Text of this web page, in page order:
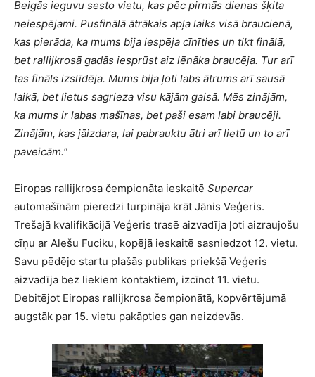
Beigās ieguvu sesto vietu, kas pēc pirmās dienas šķita
neiespējami. Pusfinālā ātrākais apļa laiks visā braucienā,
kas pierāda, ka mums bija iespēja cīnīties un tikt finālā,
bet rallijkrosā gadās iesprūst aiz lēnāka braucēja. Tur arī
tas fināls izslīdēja. Mums bija ļoti labs ātrums arī sausā
laikā, bet lietus sagrieza visu kājām gaisā. Mēs zinājām,
ka mums ir labas mašīnas, bet paši esam labi braucēji.
Zinājām, kas jāizdara, lai pabrauktu ātri arī lietū un to arī
paveicām.”
Eiropas rallijkrosa čempionāta ieskaitē Supercar
automašīnām pieredzi turpināja krāt Jānis Veģeris.
Trešajā kvalifikācijā Veģeris trasē aizvadīja ļoti aizraujošu
cīņu ar Alešu Fuciku, kopējā ieskaitē sasniedzot 12. vietu.
Savu pēdējo startu plašās publikas priekšā Veģeris
aizvadīja bez liekiem kontaktiem, izcīnot 11. vietu.
Debitējot Eiropas rallijkrosa čempionātā, kopvērtējumā
augstāk par 15. vietu pakāpties gan neizdevās.